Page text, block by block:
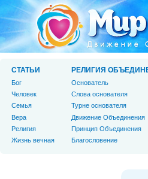
СТАТЬИ
Бог
Человек
Cемья
Вера
Религия
Жизнь вечная
РЕЛИГИЯ
Основатель
Слова основателя
Турне основателя
Движение Объединения
Принцип Объединения
Благословение